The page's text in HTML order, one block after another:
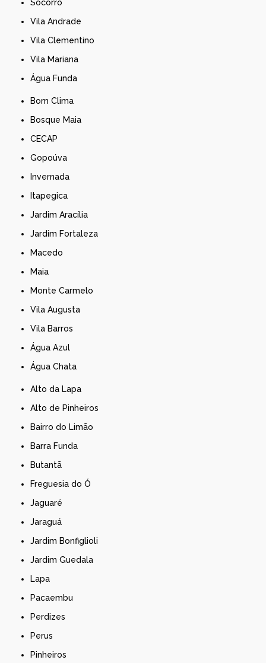
Socorro
Vila Andrade
Vila Clementino
Vila Mariana
Água Funda
Bom Clima
Bosque Maia
CECAP
Gopoúva
Invernada
Itapegica
Jardim Aracília
Jardim Fortaleza
Macedo
Maia
Monte Carmelo
Vila Augusta
Vila Barros
Água Azul
Água Chata
Alto da Lapa
Alto de Pinheiros
Bairro do Limão
Barra Funda
Butantã
Freguesia do Ó
Jaguaré
Jaraguá
Jardim Bonfiglioli
Jardim Guedala
Lapa
Pacaembu
Perdizes
Perus
Pinheiros